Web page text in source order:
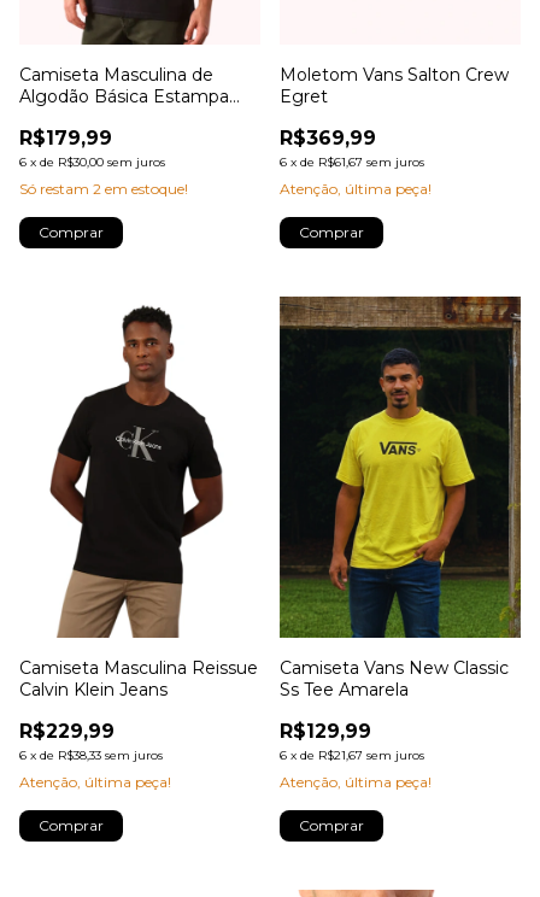
Camiseta Masculina de
Algodão Básica Estampa
Calvin Klein Jeans
R$179,99
6 x de R$30,00 sem juros
Só restam 2 em estoque!
Comprar
Moletom Vans Salton Crew
Egret
R$369,99
6 x de R$61,67 sem juros
Atenção, última peça!
Comprar
Camiseta Masculina Reissue
Calvin Klein Jeans
R$229,99
6 x de R$38,33 sem juros
Atenção, última peça!
Comprar
Camiseta Vans New Classic
Ss Tee Amarela
R$129,99
6 x de R$21,67 sem juros
Atenção, última peça!
Comprar